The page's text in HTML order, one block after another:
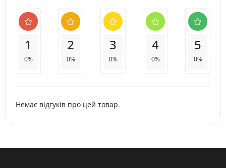
1
0%
2
0%
3
0%
4
0%
5
0%
Немає відгуків про цей товар.